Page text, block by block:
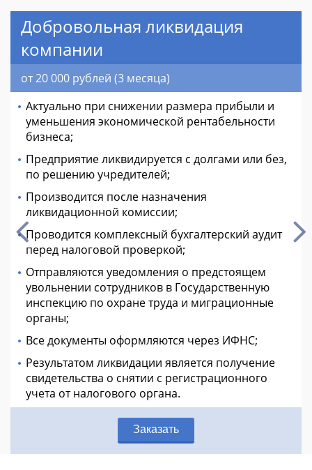
Добровольная ликвидация
компании
от 20 000 рублей (3 месяца)
Актуально при снижении размера прибыли и
уменьшения экономической рентабельности
бизнеса;
Предприятие ликвидируется с долгами или без,
по решению учредителей;
Производится после назначения
ликвидационной комиссии;
Проводится комплексный бухгалтерский аудит
перед налоговой проверкой;
Отправляются уведомления о предстоящем
увольнении сотрудников в Государственную
инспекцию по охране труда и миграционные
органы;
Все документы оформляются через ИФНС;
Результатом ликвидации является получение
свидетельства о снятии с регистрационного
учета от налогового органа.
Заказать